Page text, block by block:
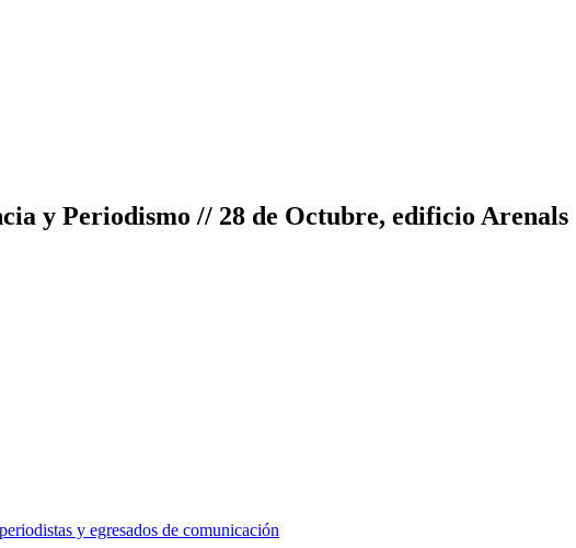
y Periodismo // 28 de Octubre, edificio Arenals
y egresados de comunicación